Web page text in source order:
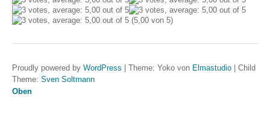
(5,00 von 5)
Proudly powered by WordPress Theme: Yoko von Elmastudio
Child
Theme: Sven Soltmann
Oben